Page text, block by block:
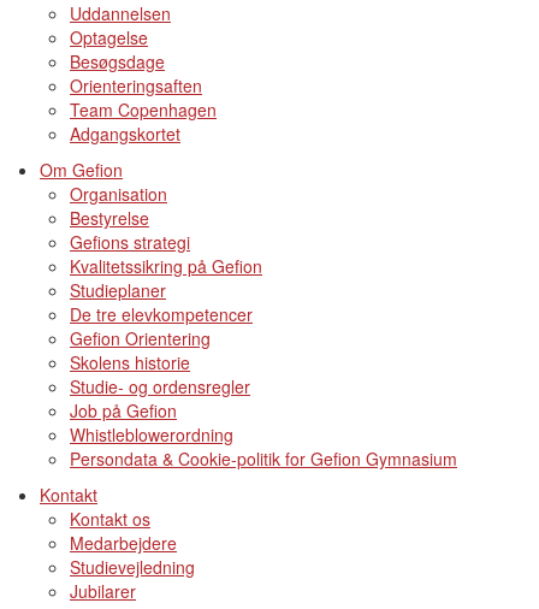
Uddannelsen
Optagelse
Besøgsdage
Orienteringsaften
Team Copenhagen
Adgangskortet
Om Gefion
Organisation
Bestyrelse
Gefions strategi
Kvalitetssikring på Gefion
Studieplaner
De tre elevkompetencer
Gefion Orientering
Skolens historie
Studie- og ordensregler
Job på Gefion
Whistleblowerordning
Persondata & Cookie-politik for Gefion Gymnasium
Kontakt
Kontakt os
Medarbejdere
Studievejledning
Jubilarer